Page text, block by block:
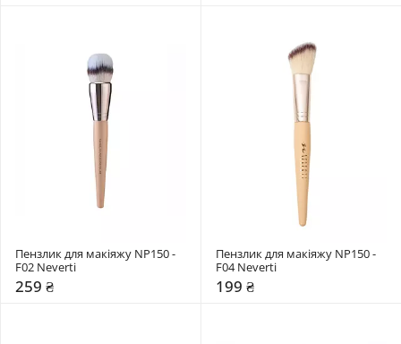
Пензлик для макіяжу NP150 -
F02 Neverti
259 ₴
Пензлик для макіяжу NP150 -
F04 Neverti
199 ₴